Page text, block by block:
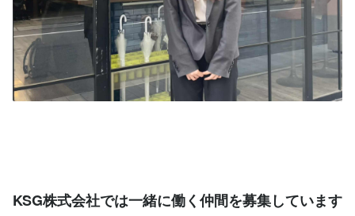
KSG株式会社では一緒に働く仲間を募集しています